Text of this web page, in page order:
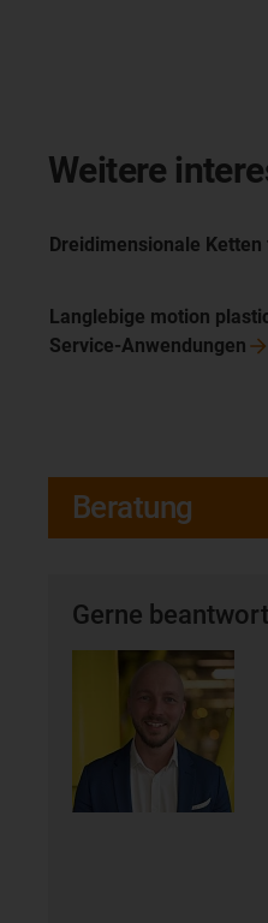
Weitere
Dreidimensionale
Langlebige motion
Service-Anwendungen
Beratung
Gerne